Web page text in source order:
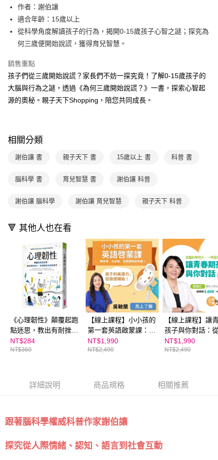
大哥付你分期
相關說明
【大哥付你分期使用說明】
1.本服務由台灣大哥大提供，台灣大哥大用戶可立即使用無須另外申請。
2.付款方式選擇「大哥付你分期」，訂單成立後會自動跳轉到大哥付的交易
成交易。
3.實際核准額度、可分期數及費用金額請依後續交易確認頁面所載為準。
4.訂單成立30分鐘內，如未前往確認交易或遇審核未通過，訂單將自動取
消。如遇「轉專審核」未通過狀況，表示未達大哥付你分期系統評分，恕無
法說明評估內容。
帳／街口支付／iPASS MONEY」等通路繳費。
【注意事項】
用戶於交易時，得透過本服務購買商品或服務，並由商店將買賣／分期付款
資料（包含姓名、電話或地址）提供予台灣大哥大進項蒐集、處理及利用，
AFTEE先享後付
相關說明
AFTEE先享後付是「在收到商品之後才付款」的支付方式。 讓您購物簡單
便利好安心！
１．簡單：不需註冊會員、不需綁卡、不需儲值。
２．便利：只要手機號碼，簡訊認證，即可結帳。
３．安心：先確認商品／服務後，再付款。
結帳頁面，進行簡訊認證並確認金額後，即可完成結帳。
２．訂單成立數日內，您將收到繳費通知簡訊。
３．收到繳費通知簡訊後14天內，點擊此簡訊中的連結，可透過四大超商／
購買商品的店家。未經商家同意取消之訂單仍視為有效，需透過AFTEE先享
※ 交易是否成功請以「AFTEE先享後付 」之結帳頁面顯示為準，若有關於
【注意事項】
１．透過由恩沛科技股份有限公司提供之「AFTEE先享後付」服務完成之交
易，需依本服務之必要範圍內提供個人資料，並將交易相關給付款項請求債
權轉讓予恩沛科技股份有限公司。
２．關於個人資料處理事宜，請瀏覽以下網址：
https://aftee.tw/terms/#terms3
３．未成年的使用者請事先徵得法定代理人或監護人之同意方可使用
「AFTEE先享後付」，若未經同意申辦者引起之損失，本公司不負相關責
４．使用「AFTEE先享後付」時，將依據個別帳號之用戶狀況，依本公司即
時審查核予不同之上限額度；若仍有額度不足之情形，本公司將視審查結果
請求用戶進行身份認證。
５．嚴禁一人註冊多個帳號或使用他人資訊註冊。若發現惡意使用之情形，
恩沛科技股份有限公司將有權停止該用戶之使用額度並採取法律行動。
ATM付款
運送方式
付款後全家取貨｜8/8-8/14運費優惠，結帳滿499即享免運。
付款後7-11取貨
每筆NT$70，滿NT$800(含以上)免運費
離島宅配（澎湖、金門、馬祖、小琉球；不適用於郵局i郵箱）
海外包裹航空運送
作者：謝伯讓
適合年齡：15歲以上
從科學角度解讀孩子的行為，揭開0-15歲孩子心智之謎；探究為
何三歲便開始說謊，獲得育兒智慧。
銷售重點
孩子們從三歲開始說謊？家長們不妨一探究竟！了解0-15歲孩子的
大腦與行為之謎，透過《為何三歲開始說謊？》一書，探索心智起
源的奧秘。親子天下Shopping，陪您共同成長。
相關分類
謝伯讓 書 親子天下 書 15歲以上 書 科普 書
腦科學 書 育兒智慧 書 謝伯讓 科普
謝伯讓 腦科學 謝伯讓 育兒智慧 親子天下 科普
🔻 其他人也在看
《心理韌性》顛覆起跑
點迷思，教出有耐挫
力、熱情與目的感的孩
子
NT$284
NT$360
【線上課程】小小孩的
第一套英語啟蒙課：每
天10分鐘，用童謠玩出
孩子的英語好感度｜親
NT$1,990
NT$2,490
【線上課程】讓
孩子與你對話：
學切入，一同安
風暴｜親子天下
NT$1,990
NT$2,490
詳細說明 商品規格 相關推薦
跟著腦科學權威科普作家謝伯讓
探究從人際情緒、認知、語言到社會互動